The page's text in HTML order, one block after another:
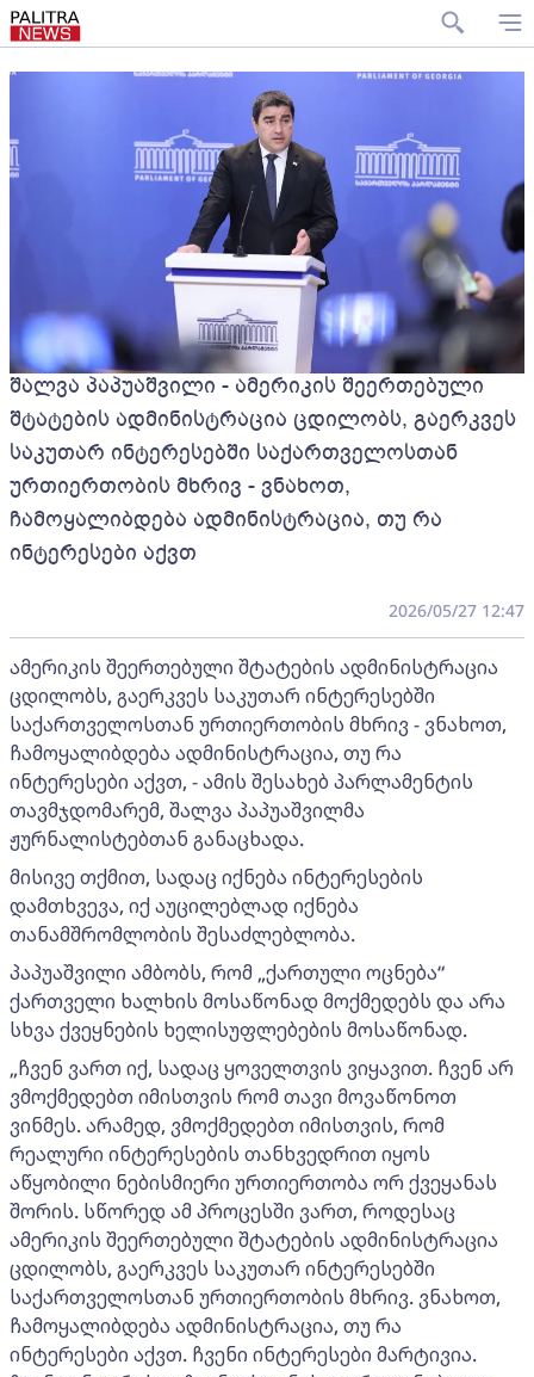
შალვა პაპუაშვილი - ამერიკის შეერთებული
შტატების ადმინისტრაცია ცდილობს, გაერკვეს
საკუთარ ინტერესებში საქართველოსთან
ურთიერთობის მხრივ - ვნახოთ,
ჩამოყალიბდება ადმინისტრაცია, თუ რა
ინტერესები აქვთ
2026/05/27 12:47
ამერიკის შეერთებული შტატების ადმინისტრაცია
ცდილობს, გაერკვეს საკუთარ ინტერესებში
საქართველოსთან ურთიერთობის მხრივ - ვნახოთ,
ჩამოყალიბდება ადმინისტრაცია, თუ რა
ინტერესები აქვთ, - ამის შესახებ პარლამენტის
თავმჯდომარემ, შალვა პაპუაშვილმა
ჟურნალისტებთან განაცხადა.
მისივე თქმით, სადაც იქნება ინტერესების
დამთხვევა, იქ აუცილებლად იქნება
თანამშრომლობის შესაძლებლობა.
პაპუაშვილი ამბობს, რომ „ქართული ოცნება“
ქართველი ხალხის მოსაწონად მოქმედებს და არა
სხვა ქვეყნების ხელისუფლებების მოსაწონად.
„ჩვენ ვართ იქ, სადაც ყოველთვის ვიყავით. ჩვენ არ
ვმოქმედებთ იმისთვის რომ თავი მოვაწონოთ
ვინმეს. არამედ, ვმოქმედებთ იმისთვის, რომ
რეალური ინტერესების თანხვედრით იყოს
აწყობილი ნებისმიერი ურთიერთობა ორ ქვეყანას
შორის. სწორედ ამ პროცესში ვართ, როდესაც
ამერიკის შეერთებული შტატების ადმინისტრაცია
ცდილობს, გაერკვეს საკუთარ ინტერესებში
საქართველოსთან ურთიერთობის მხრივ. ვნახოთ,
ჩამოყალიბდება ადმინისტრაცია, თუ რა
ინტერესები აქვთ. ჩვენი ინტერესები მარტივია.